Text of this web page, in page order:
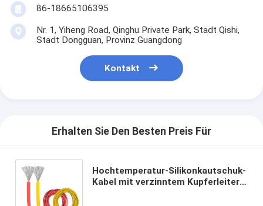
86-18665106395
Nr. 1, Yiheng Road, Qinghu Private Park, Stadt Qishi,
Stadt Dongguan, Provinz Guangdong
Kontakt
Erhalten Sie Den Besten Preis Für
Hochtemperatur-Silikonkautschuk-
Kabel mit verzinntem Kupferleiter